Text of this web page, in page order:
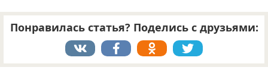
Понравилась статья? Поделись с друзьями: